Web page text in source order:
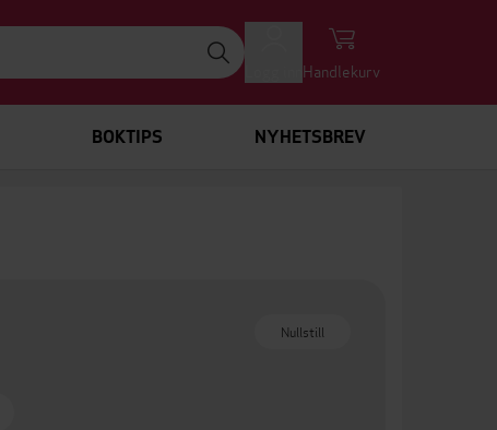
Handlekurv
BOKTIPS NYHETSBREV
Nullstill